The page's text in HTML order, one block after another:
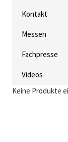
Kontakt
Messen
Fachpresse
Videos
Keine Produkte